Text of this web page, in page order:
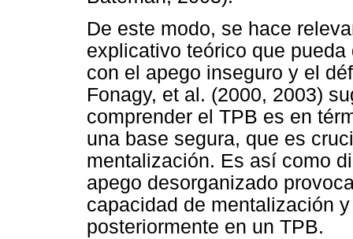
De este modo, se hace
explicativo teórico que
con el apego inseguro y el
Fonagy, et al. (2000, 2003)
comprender el TPB es en
una base segura, que es
mentalización. Es así como
apego desorganizado
capacidad de mentalización
posteriormente en un TPB.